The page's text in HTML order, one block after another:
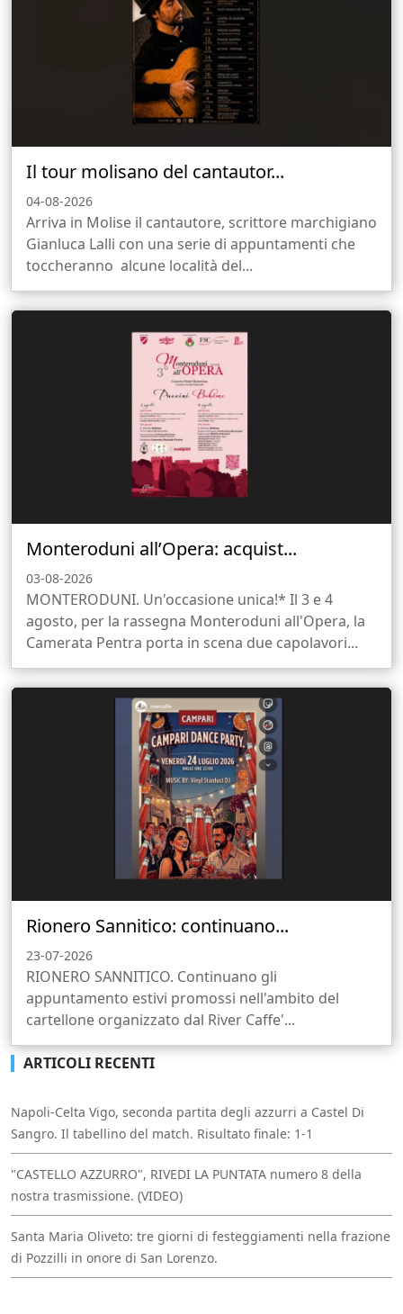
Il tour molisano del cantautor...
04-08-2026
Arriva in Molise il cantautore, scrittore marchigiano
Gianluca Lalli con una serie di appuntamenti che
toccheranno alcune località del...
Monteroduni all’Opera: acquist...
03-08-2026
MONTERODUNI. Un'occasione unica!* Il 3 e 4
agosto, per la rassegna Monteroduni all'Opera, la
Camerata Pentra porta in scena due capolavori...
Rionero Sannitico: continuano...
23-07-2026
RIONERO SANNITICO. Continuano gli
appuntamento estivi promossi nell'ambito del
cartellone organizzato dal River Caffe'...
ARTICOLI RECENTI
Napoli-Celta Vigo, seconda partita degli azzurri a Castel Di
Sangro. Il tabellino del match. Risultato finale: 1-1
"CASTELLO AZZURRO", RIVEDI LA PUNTATA numero 8 della
nostra trasmissione. (VIDEO)
Santa Maria Oliveto: tre giorni di festeggiamenti nella frazione
di Pozzilli in onore di San Lorenzo.